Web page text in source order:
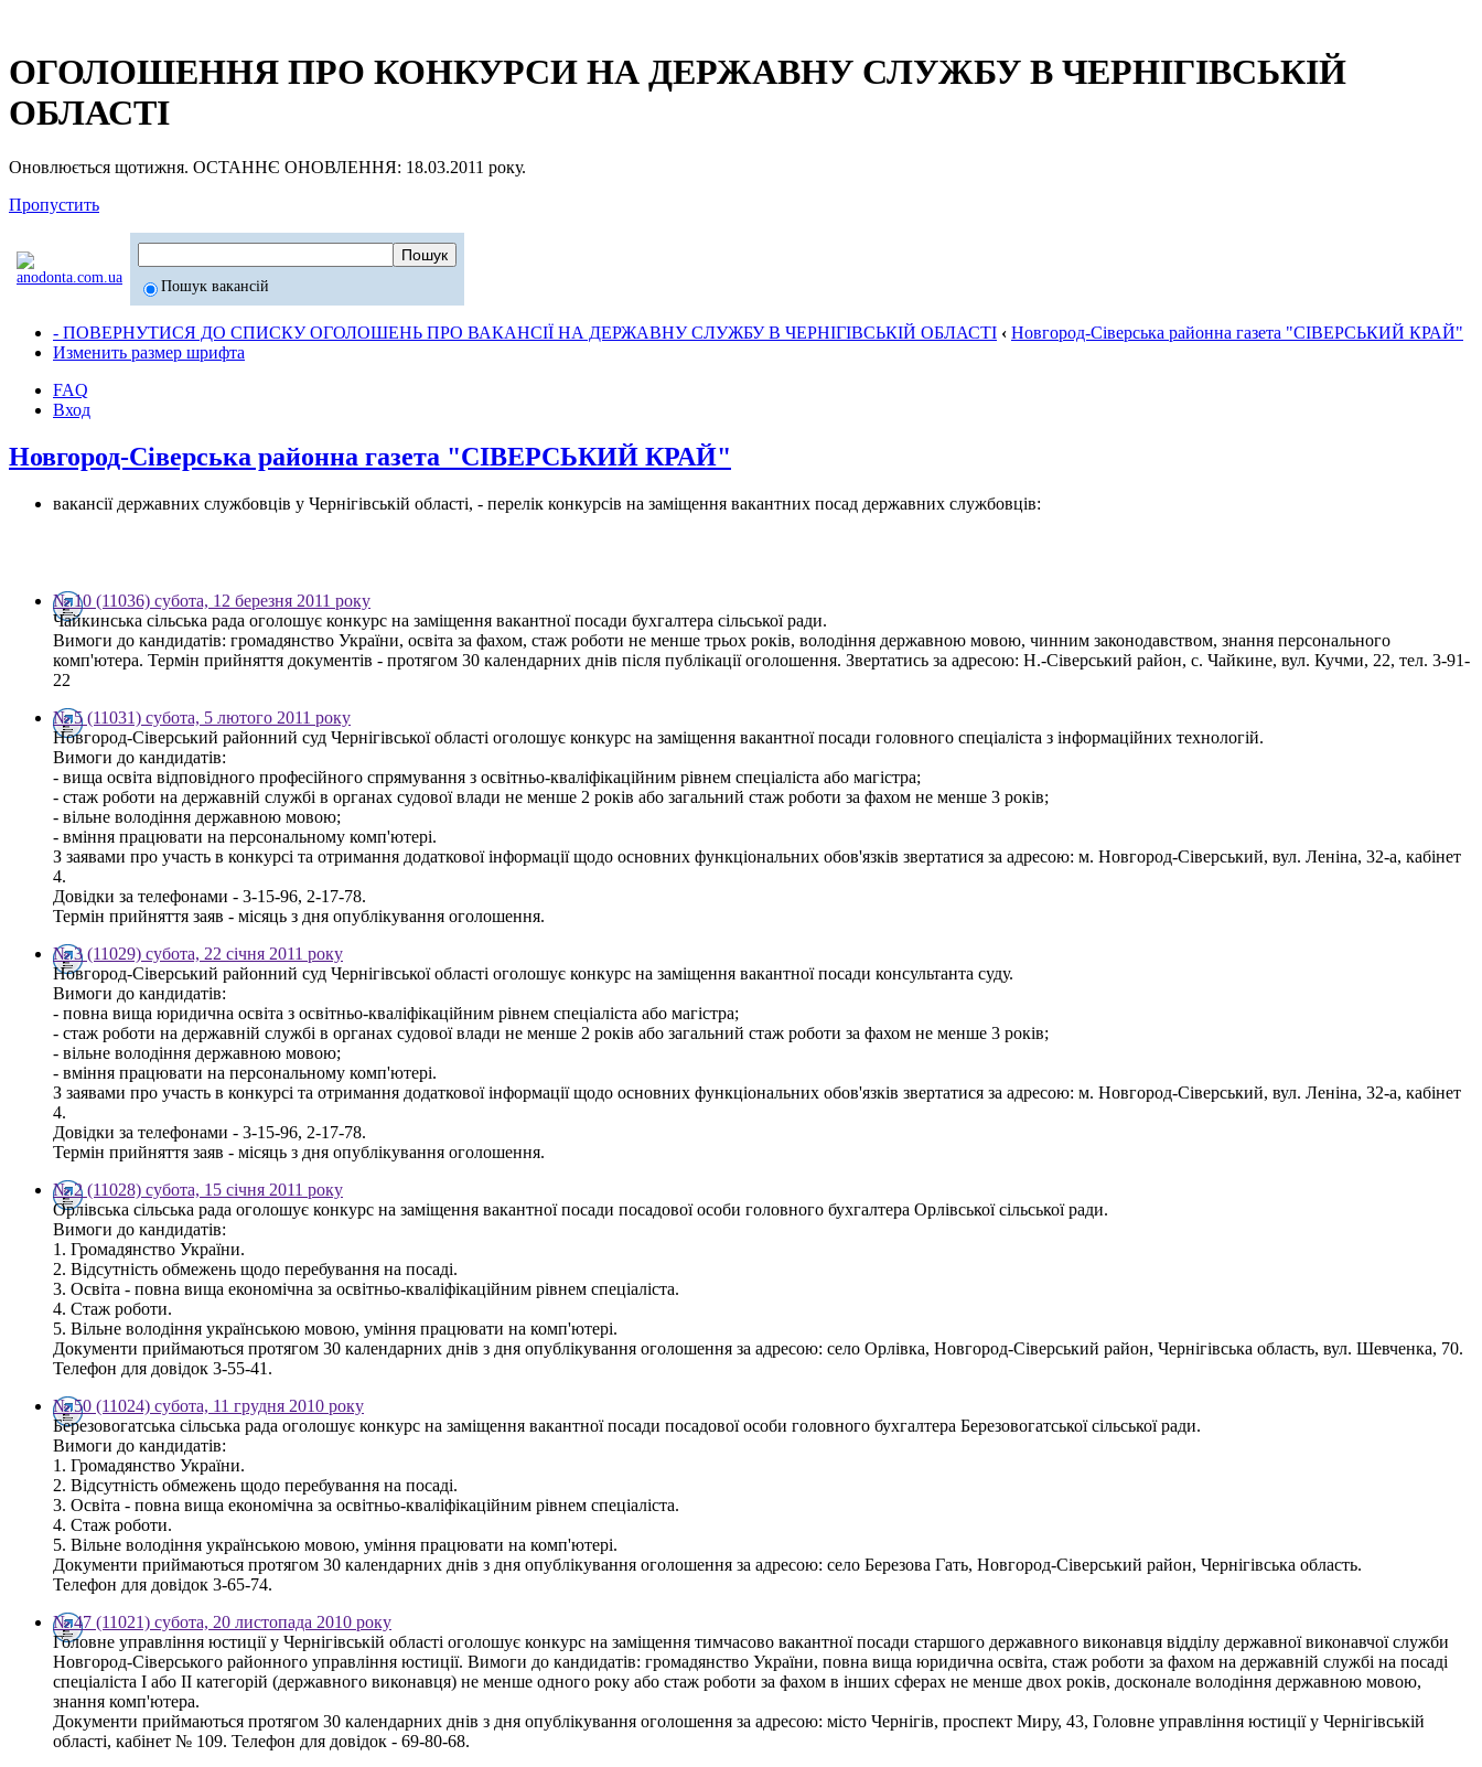
ОГОЛОШЕННЯ ПРО КОНКУРСИ НА ДЕРЖАВНУ СЛУЖБУ В ЧЕРНІГІВСЬКІЙ
ОБЛАСТІ
Оновлюється щотижня. ОСТАННЄ ОНОВЛЕННЯ: 18.03.2011 року.
Пропустить
Пошук вакансій
- ПОВЕРНУТИСЯ ДО СПИСКУ ОГОЛОШЕНЬ ПРО ВАКАНСІЇ НА ДЕРЖАВНУ СЛУЖБУ В ЧЕРНІГІВСЬКІЙ ОБЛАСТІ ‹ Новгород-Сіверська районна газета "СІВЕРСЬКИЙ КРАЙ"
Изменить размер шрифта
FAQ
Вход
Новгород-Сіверська районна газета "СІВЕРСЬКИЙ КРАЙ"
вакансії державних службовців у Чернігівській області, - перелік конкурсів на заміщення вакантних посад державних службовців:
№ 10 (11036) субота, 12 березня 2011 року
Чайкинська сільська рада оголошує конкурс на заміщення вакантної посади бухгалтера сільської ради.
Вимоги до кандидатів: громадянство України, освіта за фахом, стаж роботи не менше трьох років, володіння державною мовою, чинним законодавством, знання персонального
комп'ютера. Термін прийняття документів - протягом 30 календарних днів після публікації оголошення. Звертатись за адресою: Н.-Сіверський район, с. Чайкине, вул. Кучми, 22, тел. 3-91-
22
№ 5 (11031) субота, 5 лютого 2011 року
Новгород-Сіверський районний суд Чернігівської області оголошує конкурс на заміщення вакантної посади головного спеціаліста з інформаційних технологій.
Вимоги до кандидатів:
- вища освіта відповідного професійного спрямування з освітньо-кваліфікаційним рівнем спеціаліста або магістра;
- стаж роботи на державній службі в органах судової влади не менше 2 років або загальний стаж роботи за фахом не менше 3 років;
- вільне володіння державною мовою;
- вміння працювати на персональному комп'ютері.
З заявами про участь в конкурсі та отримання додаткової інформації щодо основних функціональних обов'язків звертатися за адресою: м. Новгород-Сіверський, вул. Леніна, 32-а, кабінет
4.
Довідки за телефонами - 3-15-96, 2-17-78.
Термін прийняття заяв - місяць з дня опублікування оголошення.
№ 3 (11029) субота, 22 січня 2011 року
Новгород-Сіверський районний суд Чернігівської області оголошує конкурс на заміщення вакантної посади консультанта суду.
Вимоги до кандидатів:
- повна вища юридична освіта з освітньо-кваліфікаційним рівнем спеціаліста або магістра;
- стаж роботи на державній службі в органах судової влади не менше 2 років або загальний стаж роботи за фахом не менше 3 років;
- вільне володіння державною мовою;
- вміння працювати на персональному комп'ютері.
З заявами про участь в конкурсі та отримання додаткової інформації щодо основних функціональних обов'язків звертатися за адресою: м. Новгород-Сіверський, вул. Леніна, 32-а, кабінет
4.
Довідки за телефонами - 3-15-96, 2-17-78.
Термін прийняття заяв - місяць з дня опублікування оголошення.
№ 2 (11028) субота, 15 січня 2011 року
Орлівська сільська рада оголошує конкурс на заміщення вакантної посади посадової особи головного бухгалтера Орлівської сільської ради.
Вимоги до кандидатів:
1. Громадянство України.
2. Відсутність обмежень щодо перебування на посаді.
3. Освіта - повна вища економічна за освітньо-кваліфікаційним рівнем спеціаліста.
4. Стаж роботи.
5. Вільне володіння українською мовою, уміння працювати на комп'ютері.
Документи приймаються протягом 30 календарних днів з дня опублікування оголошення за адресою: село Орлівка, Новгород-Сіверський район, Чернігівська область, вул. Шевченка, 70.
Телефон для довідок 3-55-41.
№ 50 (11024) субота, 11 грудня 2010 року
Березовогатська сільська рада оголошує конкурс на заміщення вакантної посади посадової особи головного бухгалтера Березовогатської сільської ради.
Вимоги до кандидатів:
1. Громадянство України.
2. Відсутність обмежень щодо перебування на посаді.
3. Освіта - повна вища економічна за освітньо-кваліфікаційним рівнем спеціаліста.
4. Стаж роботи.
5. Вільне володіння українською мовою, уміння працювати на комп'ютері.
Документи приймаються протягом 30 календарних днів з дня опублікування оголошення за адресою: село Березова Гать, Новгород-Сіверський район, Чернігівська область.
Телефон для довідок 3-65-74.
№ 47 (11021) субота, 20 листопада 2010 року
Головне управління юстиції у Чернігівській області оголошує конкурс на заміщення тимчасово вакантної посади старшого державного виконавця відділу державної виконавчої служби
Новгород-Сіверського районного управління юстиції. Вимоги до кандидатів: громадянство України, повна вища юридична освіта, стаж роботи за фахом на державній службі на посаді
спеціаліста І або ІІ категорій (державного виконавця) не менше одного року або стаж роботи за фахом в інших сферах не менше двох років, досконале володіння державною мовою,
знання комп'ютера.
Документи приймаються протягом 30 календарних днів з дня опублікування оголошення за адресою: місто Чернігів, проспект Миру, 43, Головне управління юстиції у Чернігівській
області, кабінет № 109. Телефон для довідок - 69-80-68.